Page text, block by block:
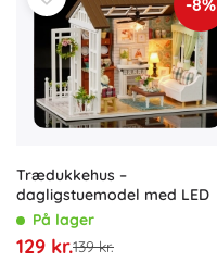
Trædukkehus –
dagligstuemodel med LED
På lager
129 kr.139 kr.